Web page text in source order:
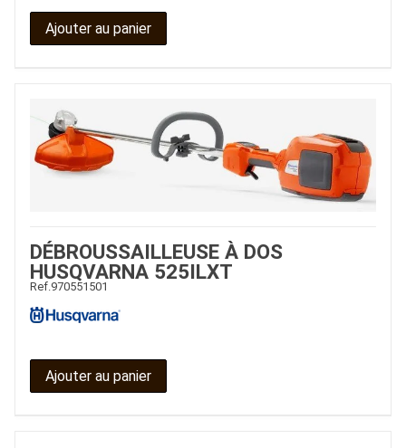
Ajouter au panier
DÉBROUSSAILLEUSE À DOS
HUSQVARNA 525ILXT
Ref. 970551501
Ajouter au panier